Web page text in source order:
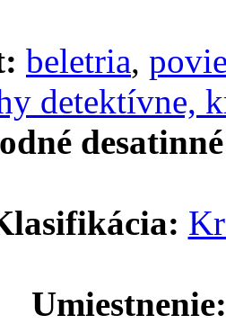
beletria,
detektívne,
Umiestnenie: